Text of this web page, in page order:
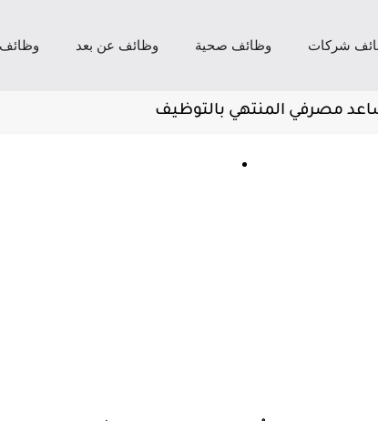
شركات وظائف صحية وظائف عن بعد وظائف
مصرفي المنتهي بالتوظيف